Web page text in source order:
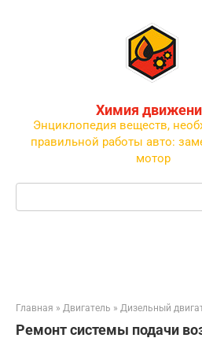
Химия
Энциклопедия веществ,
правильной работы авто:
мотор
Поиск:
Главная » Двигатель » Дизельный
Ремонт системы подачи